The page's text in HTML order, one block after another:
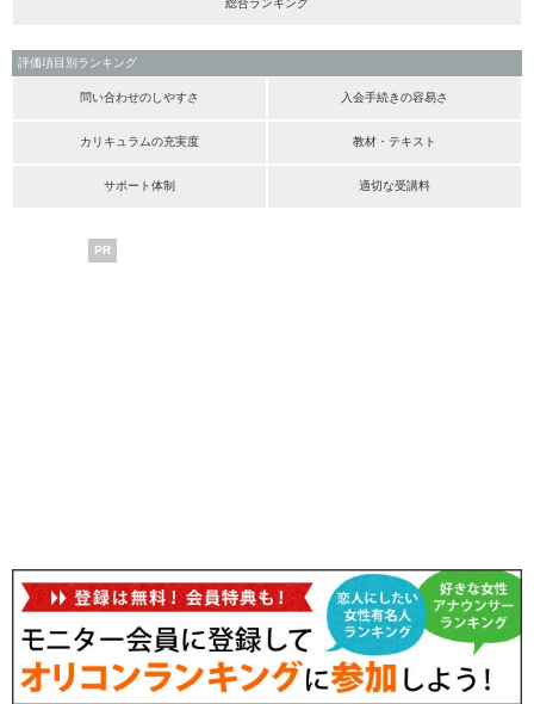
総合ランキング
評価項目別ランキング
問い合わせのしやすさ 入会手続きの容易さ
カリキュラムの充実度 教材・テキスト
サポート体制 適切な受講料
PR